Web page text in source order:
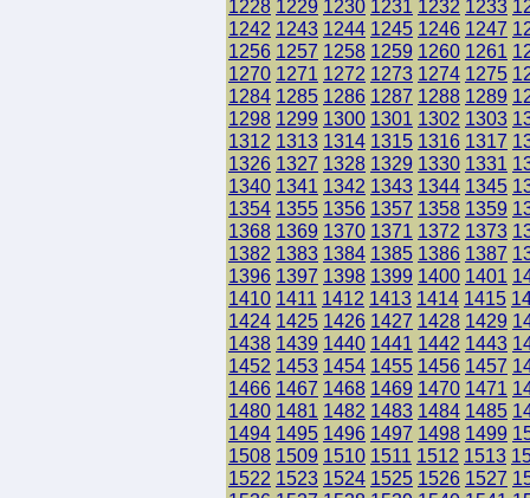
1228 1229 1230 1231 1232 1233
1242 1243 1244 1245 1246 1247
1256 1257 1258 1259 1260 1261
1270 1271 1272 1273 1274 1275
1284 1285 1286 1287 1288 1289
1298 1299 1300 1301 1302 1303
1312 1313 1314 1315 1316 1317
1326 1327 1328 1329 1330 1331
1340 1341 1342 1343 1344 1345
1354 1355 1356 1357 1358 1359
1368 1369 1370 1371 1372 1373
1382 1383 1384 1385 1386 1387
1396 1397 1398 1399 1400 1401
1410 1411 1412 1413 1414 1415
1424 1425 1426 1427 1428 1429
1438 1439 1440 1441 1442 1443
1452 1453 1454 1455 1456 1457
1466 1467 1468 1469 1470 1471
1480 1481 1482 1483 1484 1485
1494 1495 1496 1497 1498 1499
1508 1509 1510 1511 1512 1513
1522 1523 1524 1525 1526 1527